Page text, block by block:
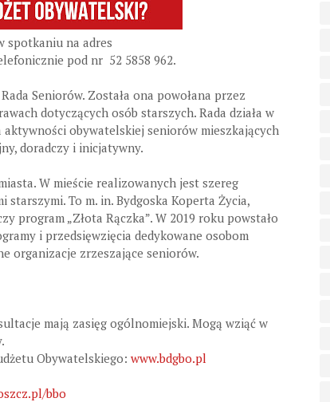
spotkaniu na adres
pod nr 52 5858 962.
Seniorów. Została ona powołana przez
dotyczących osób starszych. Rada działa w
obywatelskiej seniorów mieszkających
doradczy i inicjatywny.
W mieście realizowanych jest szereg
To m. in. Bydgoska Koperta Życia,
program „Złota Rączka”. W 2019 roku powstało
i przedsięwzięcia dedykowane osobom
organizacje zrzeszające seniorów.
mają zasięg ogólnomiejski. Mogą wziąć w
Obywatelskiego: www.bdgbo.pl
bbo